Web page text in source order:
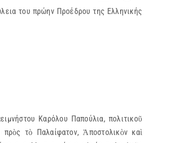
του πρώην Προέδρου της Ελληνικής
Καρόλου Παπούλια, πολιτικοῦ
τὸ Παλαίφατον, Ἀποστολικὸν καὶ